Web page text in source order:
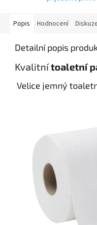
Popis Hodnocení
Detailní popis
Kvalitnítoaletní
Velice jemný